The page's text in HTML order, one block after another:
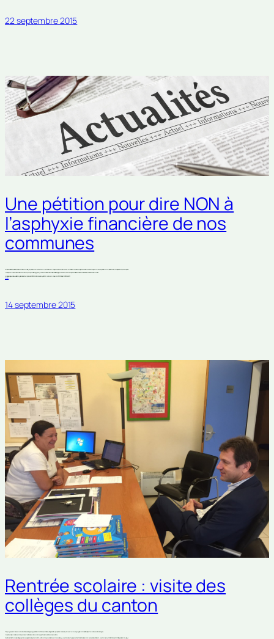
22 septembre 2015
Une pétition pour dire NON à
l’asphyxie financière de nos
communes
L’Etat a décidé de réduire de 30% les dotations accordées jusque-là aux communes et communautés de communes pour assurer leurs missions. Cette baisse massive est sans précédent et concerne chaque commune, chaque intercommunalité et donc, chaque habitant, sans exception.
Ce 19 septembre, l’Association des Maires de France (AMF) a choisi d’engager une journée nationale d’action afin de sensibiliser le plus grand nombre sur les conséquences de la baisse des dotations de l’Etat aux collectivités territoriales.
Je rappelle que pour la seule ville de Sorgues, l’aide a été amputée de 500 000 € cette année alors qu’en 2016, notre commune perdra 1 100 000 € puis 1 600 000 € en 2017.
(suite…)
14 septembre 2015
Rentrée scolaire : visite des
collèges du canton
Ces visites ont permis de constater que dans ces trois établissements, la rentrée a pu se faire dans de très bonnes conditions.
En attendant la réforme des collèges qui entrera en application en septembre 2016, cette rentrée aura donc été somme toute classique, un sentiment partagés par les trois chefs d’établissements : Josiane Radondi (Diderot), Jean-Pierre Lanne-Petit (Voltaire) et Michel Papain (Saint-Exupéry).